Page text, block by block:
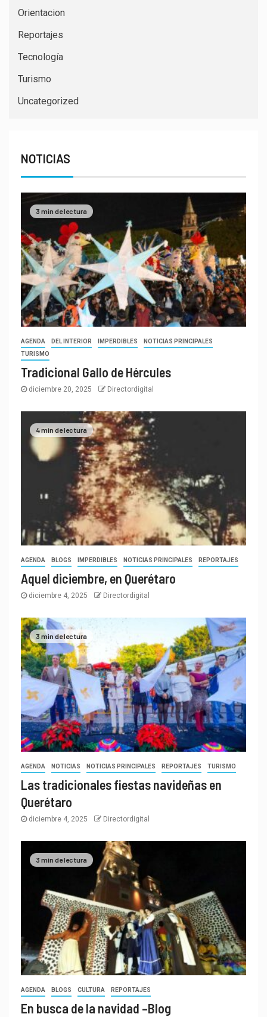
Orientacion
Reportajes
Tecnología
Turismo
Uncategorized
NOTICIAS
3 min de lectura
AGENDA DEL INTERIOR IMPERDIBLES
NOTICIAS PRINCIPALES
TURISMO
Tradicional Gallo de Hércules
diciembre 20, 2025 Directordigital
4 min de lectura
AGENDA BLOGS IMPERDIBLES NOTICIAS PRINCIPALES REPORTAJES
Aquel diciembre, en Querétaro
diciembre 4, 2025 Directordigital
3 min de lectura
AGENDA NOTICIAS NOTICIAS PRINCIPALES REPORTAJES TURISMO
Las tradicionales fiestas navideñas en
Querétaro
diciembre 4, 2025 Directordigital
3 min de lectura
AGENDA BLOGS CULTURA REPORTAJES
En busca de la navidad –Blog